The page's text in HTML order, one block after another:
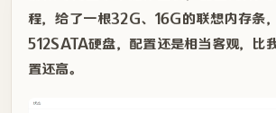
程，给了一根32G、16G的联想内存条
512SATA硬盘，配置还是相当客观，比
置还高。